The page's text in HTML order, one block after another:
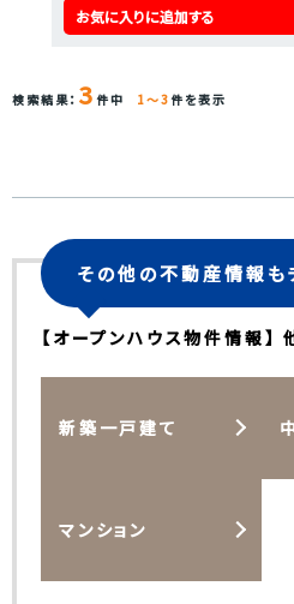
お気に入りに追加する
検索結果： 3 件中 1～3件を表示
その他の不動産情報も
【オープンハウス物件情報】
新築一戸建て
マンション